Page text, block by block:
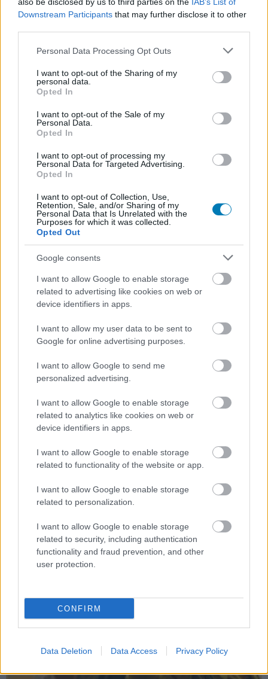
Downstream Participants that may further disclose it to other
Please note that this website/app uses one or more Google
not limited to your visit or usage behaviour. You may click to
grant or deny consent to Google and its third-party tags to
use your data for below specified purposes in below Google
consent section.
Personal Data Processing Opt Outs
I want to opt-out of the Sharing of my
personal data.
Opted In
I want to opt-out of the Sale of my
Personal Data.
Opted In
I want to opt-out of processing my
Personal Data for Targeted Advertising.
Opted In
I want to opt-out of Collection, Use,
Retention, Sale, and/or Sharing of my
Personal Data that Is Unrelated with the
Purposes for which it was collected.
Opted Out
Google consents
I want to allow Google to enable storage
related to advertising like cookies on web or
device identifiers in apps.
I want to allow my user data to be sent to
Google for online advertising purposes.
I want to allow Google to send me
personalized advertising.
I want to allow Google to enable storage
related to analytics like cookies on web or
device identifiers in apps.
I want to allow Google to enable storage
related to functionality of the website or app.
I want to allow Google to enable storage
related to personalization.
I want to allow Google to enable storage
related to security, including authentication
functionality and fraud prevention, and other
user protection.
CONFIRM
Data Deletion Data Access Privacy Policy
Az 5 bajtárs - Kritika
puliwood.hu| 2020.06.19 17:00
Vietnamba megy, hogy szembesítse Amerikát a
történelmével.
Feliratos trailert kapott Spike Lee új filmje, Az 5
bajtárs
puliwood.hu| 2020.05.18 20:00
A polgárpukkasztó rendező újfent kicsapni látszik a
Spike Lee kiakadt a Zöld könyv győzelmén
A forradalmárlelkű rendező nyilatkozott a film győzelméről,
és arról is, hogy ő el van átkozva.